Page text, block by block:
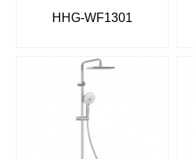
HHG-WF1301